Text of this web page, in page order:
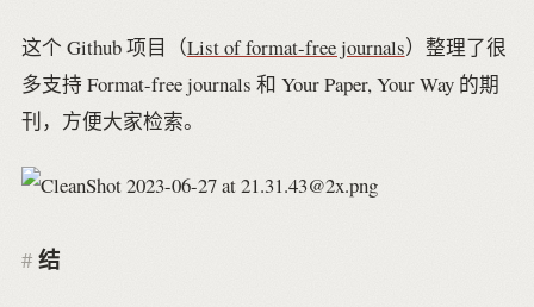
这个 Github 项目（List of format-free journals）整理了很
多支持 Format-free journals 和 Your Paper, Your Way 的期
刊，方便大家检索。
结